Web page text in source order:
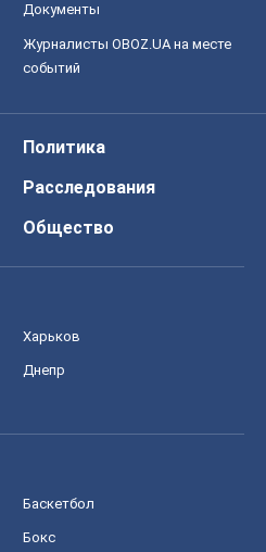
Документы
Журналисты OBOZ.UA на месте
событий
Политика
Расследования
Общество
Харьков
Днепр
Баскетбол
Бокс